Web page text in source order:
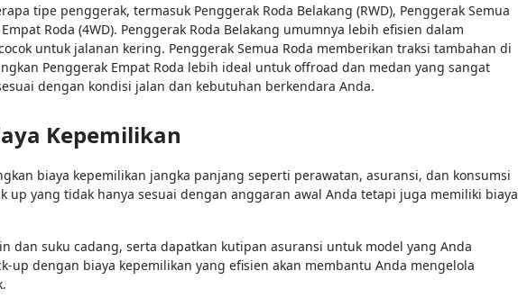
tipe penggerak, termasuk Penggerak Roda Belakang (RWD), Penggerak Semua
Roda (4WD). Penggerak Roda Belakang umumnya lebih efisien dalam
untuk jalanan kering. Penggerak Semua Roda memberikan traksi tambahan di
Penggerak Empat Roda lebih ideal untuk offroad dan medan yang sangat
dengan kondisi jalan dan kebutuhan berkendara Anda.
Kepemilikan
biaya kepemilikan jangka panjang seperti perawatan, asuransi, dan konsumsi
up yang tidak hanya sesuai dengan anggaran awal Anda tetapi juga memiliki biaya
dan suku cadang, serta dapatkan kutipan asuransi untuk model yang Anda
up dengan biaya kepemilikan yang efisien akan membantu Anda mengelola